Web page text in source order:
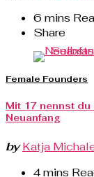
6 mins
Share
Female Founders
Mit 17 nennst
Neuanfang
by Katja
4 mins